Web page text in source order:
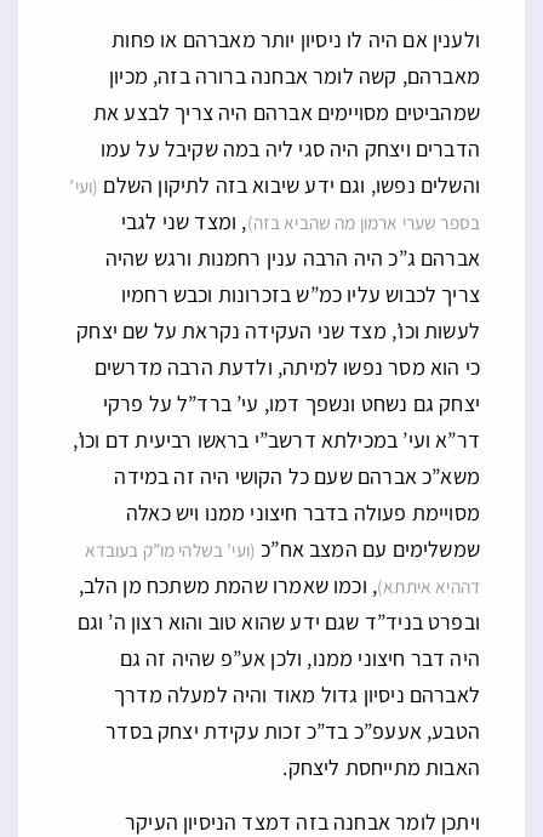
ולענין אם היה לו ניסיון יותר מאברהם או פחות
מאברהם, קשה לומר אבחנה ברורה בזה, מכיון
שמהביטים מסויימים אברהם היה צריך לבצע את
הדברים ויצחק היה סגי ליה במה שקיבל על עמו
והשלים נפשו, וגם ידע שיבוא בזה לתיקון השלם (ועי’
בספר שערי ארמון מה שהביא בזה), ומצד שני לגבי
אברהם ג”כ היה הרבה ענין רחמנות ורגש שהיה
צריך לכבוש עליו כמ”ש בזכרונות וכבש רחמיו
לעשות וכו’, מצד שני העקידה נקראת על שם יצחק
כי הוא מסר נפשו למיתה, ולדעת הרבה מדרשים
יצחק גם נשחט ונשפך דמו, עי’ ברד”ל על פרקי
דר”א ועי’ במכילתא דרשב”י בראשו רביעית דם וכו’,
משא”כ אברהם שעם כל הקושי היה זה במידה
מסויימת פעולה בדבר חיצוני ממנו ויש כאלה
שמשלימים עם המצב אח”כ (ועי’ בשלהי מו”ק בעובדא
דההיא איתתא), וכמו שאמרו שהמת משתכח מן הלב,
ובפרט בניד”ד שגם ידע שהוא טוב והוא רצון ה’ וגם
היה דבר חיצוני ממנו, ולכן אע”פ שהיה זה גם
לאברהם ניסיון גדול מאוד והיה למעלה מדרך
הטבע, אעעפ”כ בד”כ זכות עקידת יצחק בסדר
האבות מתייחסת ליצחק.
ויתכן לומר אבחנה בזה דמצד הניסיון העיקר